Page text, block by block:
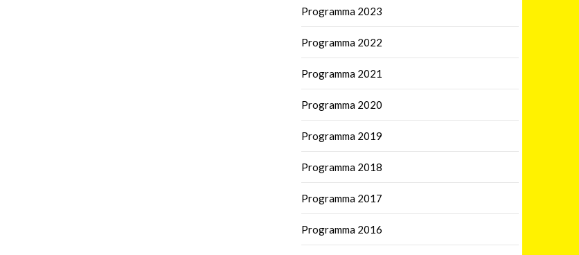
Programma 2023
Programma 2022
Programma 2021
Programma 2020
Programma 2019
Programma 2018
Programma 2017
Programma 2016